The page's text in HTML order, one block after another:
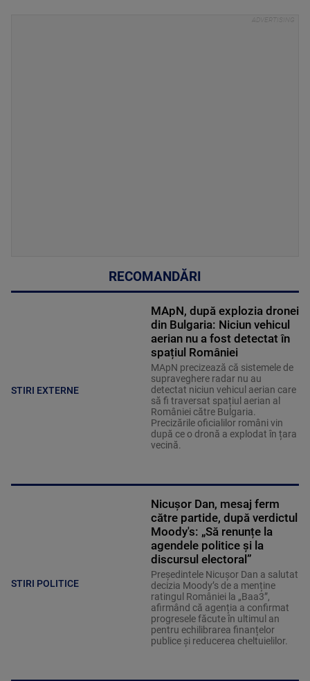
RECOMANDĂRI
STIRI EXTERNE
MApN, după explozia dronei
din Bulgaria: Niciun vehicul
aerian nu a fost detectat în
spațiul României
MApN precizează că sistemele de
supraveghere radar nu au
detectat niciun vehicul aerian care
să fi traversat spațiul aerian al
României către Bulgaria.
Precizările oficialilor români vin
după ce o dronă a explodat în țara
vecină.
STIRI POLITICE
Nicușor Dan, mesaj ferm
către partide, după verdictul
Moody's: „Să renunțe la
agendele politice şi la
discursul electoral”
Președintele Nicușor Dan a salutat
decizia Moody’s de a menține
ratingul României la „Baa3”,
afirmând că agenția a confirmat
progresele făcute în ultimul an
pentru echilibrarea finanțelor
publice și reducerea cheltuielilor.